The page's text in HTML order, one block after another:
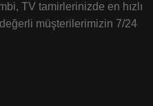
TV tamirlerinizde en hızlı
müşterilerimizin 7/24